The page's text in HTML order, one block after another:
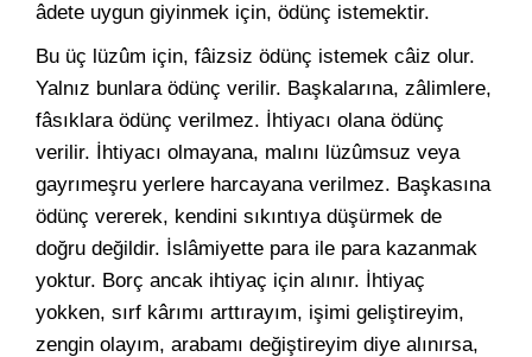
âdete uygun giyinmek için, ödünç istemektir.
Bu üç lüzûm için, fâizsiz ödünç istemek câiz olur.
Yalnız bunlara ödünç verilir. Başkalarına, zâlimlere,
fâsıklara ödünç verilmez. İhtiyacı olana ödünç
verilir. İhtiyacı olmayana, malını lüzûmsuz veya
gayrımeşru yerlere harcayana verilmez. Başkasına
ödünç vererek, kendini sıkıntıya düşürmek de
doğru değildir. İslâmiyette para ile para kazanmak
yoktur. Borç ancak ihtiyaç için alınır. İhtiyaç
yokken, sırf kârımı arttırayım, işimi geliştireyim,
zengin olayım, arabamı değiştireyim diye alınırsa,